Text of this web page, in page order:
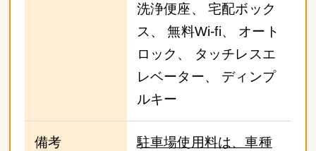
洗浄便座、 宅配ボック
ス、 無料Wi-fi、 オート
ロック、 タッチレスエ
レベーター、 ディンプ
ルキー
備考
駐車場使用料は、車種